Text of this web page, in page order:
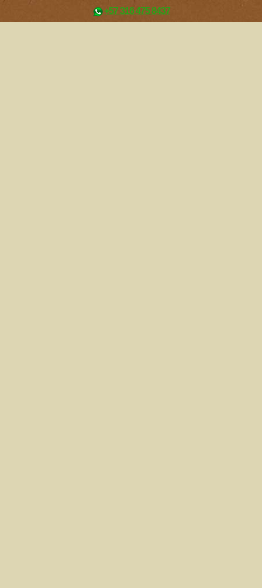
+57 316 475 8437